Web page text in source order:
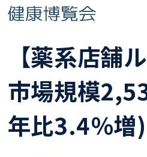
【薬系店舗
市場規模
年比3.4％増)